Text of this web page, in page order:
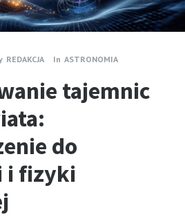
REDAKCJA In ASTRONOMIA
tajemnic
do
i fizyki